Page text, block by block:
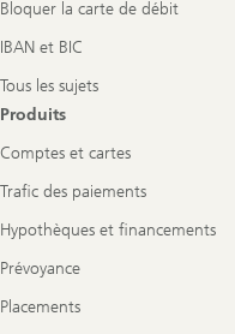
Bloquer la carte de débit
IBAN et BIC
Tous les sujets
Produits
Comptes et cartes
Trafic des paiements
Hypothèques et financements
Prévoyance
Placements